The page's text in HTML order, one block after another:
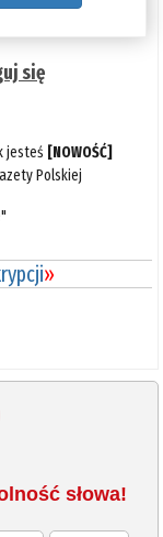
się
jesteś [NOWOŚĆ]
Polskiej
»
słowa!